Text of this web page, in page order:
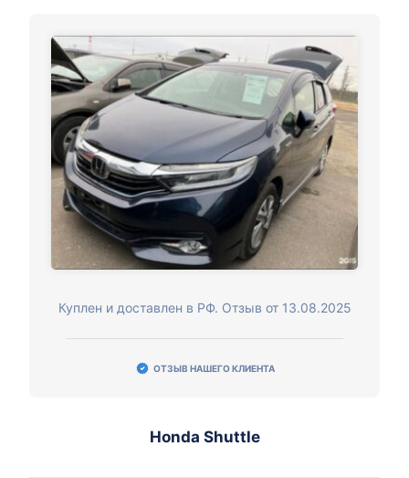
Куплен и доставлен в РФ. Отзыв от 13.08.2025
ОТЗЫВ НАШЕГО КЛИЕНТА
Honda Shuttle